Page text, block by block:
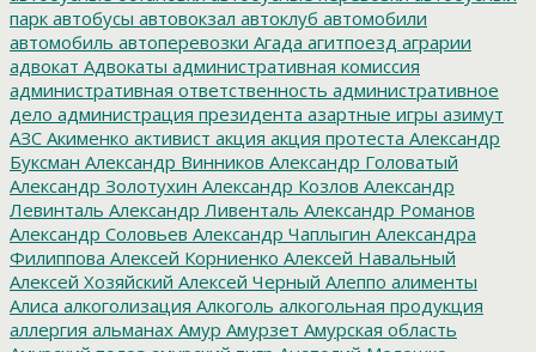
парк автобусы автовокзал автоклуб автомобили
автомобиль автоперевозки Агада агитпоезд аграрии
адвокат Адвокаты административная комиссия
административная ответственность административное
дело администрация президента азартные игры азимут
АЗС Акименко активист акция акция протеста Александр
Буксман Александр Винников Александр Головатый
Александр Золотухин Александр Козлов Александр
Левинталь Александр Ливенталь Александр Романов
Александр Соловьев Александр Чаплыгин Александра
Филиппова Алексей Корниенко Алексей Навальный
Алексей Хозяйский Алексей Черный Алеппо алименты
Алиса алкоголизация Алкоголь алкогольная продукция
аллергия альманах Амур Амурзет Амурская область